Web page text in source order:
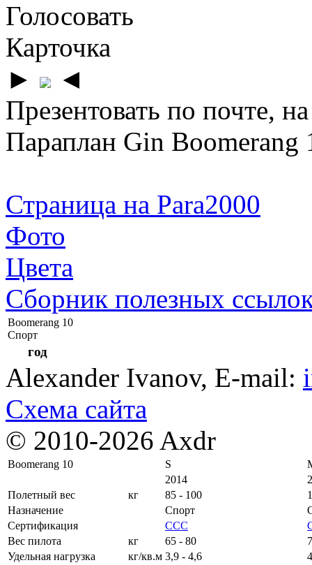
Голосовать
Карточка
►
◄
Презентовать по почте,
Параплан Gin
Страница на Para2000
Фото
Цвета
Сборник полезных
Boomerang 10
Спорт
год
Alexander Ivanov, E-mail:
Схема сайта
© 2010-2026 Axdr
Boomerang 10 S
2014
Полетный вес
кг 85 - 100
Назначение
Спорт
Сертификация
CCC
Вес пилота
кг 65 - 80
Удельная нагрузка
кг/кв.м 3,9 - 4,6